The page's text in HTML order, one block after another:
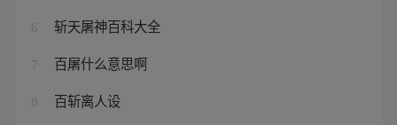
6 斩天屠神百科大全
7 百屠什么意思啊
8 百斩离人设